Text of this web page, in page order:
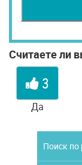
Считаете ли
3
Да
Поиск по